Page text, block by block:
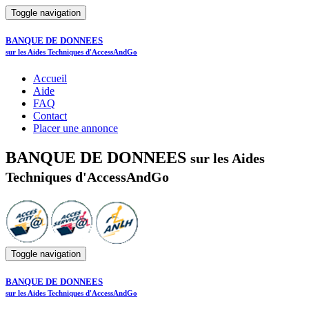
Toggle navigation
BANQUE DE DONNEES
sur les Aides Techniques d'AccessAndGo
Accueil
Aide
FAQ
Contact
Placer une annonce
BANQUE DE DONNEES sur les Aides
Techniques d'AccessAndGo
Toggle navigation
BANQUE DE DONNEES
sur les Aides Techniques d'AccessAndGo